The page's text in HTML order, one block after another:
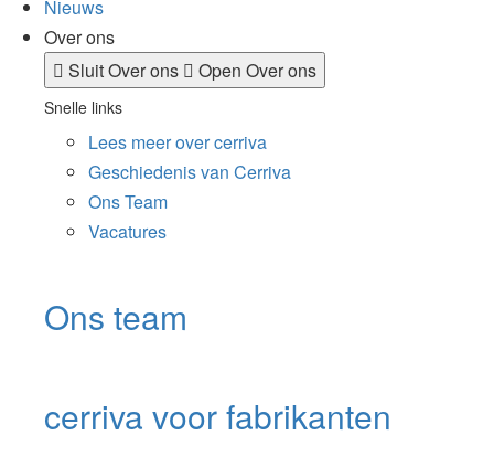
Nieuws
Over ons
Sluit Over ons
Open Over ons
Snelle links
Lees meer over cerriva
Geschiedenis van Cerriva
Ons Team
Vacatures
Ons team
cerriva voor fabrikanten